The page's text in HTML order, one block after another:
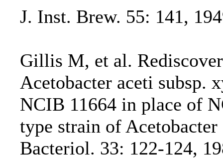
J. Inst. Brew. 55: 141,
Gillis M, et al.
Acetobacter aceti subsp.
NCIB 11664 in place of
type strain of
Bacteriol. 33: 122-124,